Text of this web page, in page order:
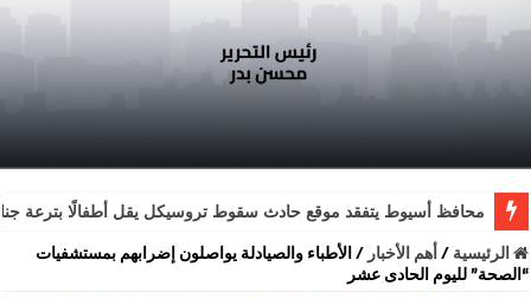
محافظ أسيوط يتفقد موقع حادث سقوط تروسيكل يقل أطفالًا بترعة
الرئيسية /أهم الأخبار /الأطباء والصيادلة يواصلون إضرابهم بمستشفيات
“الصحة” لليوم الحادى عشر